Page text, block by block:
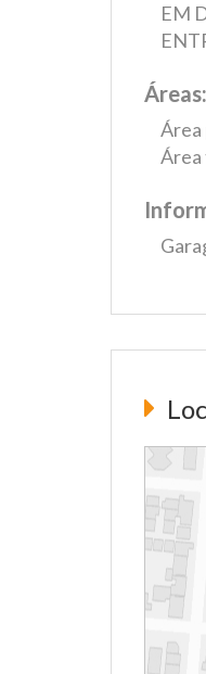
EM
Áreas:
Área
Área